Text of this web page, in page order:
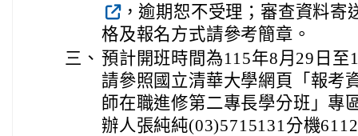
，逾期恕不受理；審查資料寄
格及報名方式請參考簡章。
三、 預計開班時間為115年8月29日至
請參照國立清華大學網頁「報考
師在職進修第二專長學分班」專
辦人張純純(03)5715131分機